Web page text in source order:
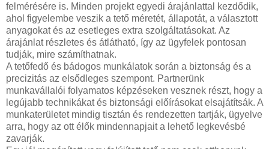
felmérésére is. Minden projekt egyedi árajánlattal kezdődik,
ahol figyelembe veszik a tető méretét, állapotát, a választott
anyagokat és az esetleges extra szolgáltatásokat. Az
árajánlat részletes és átlátható, így az ügyfelek pontosan
tudják, mire számíthatnak.
A tetőfedő és bádogos munkálatok során a biztonság és a
precizitás az elsődleges szempont. Partnerünk
munkavállalói folyamatos képzéseken vesznek részt, hogy a
legújabb technikákat és biztonsági előírásokat elsajátítsák. A
munkaterületet mindig tisztán és rendezetten tartják, ügyelve
arra, hogy az ott élők mindennapjait a lehető legkevésbé
zavarják.